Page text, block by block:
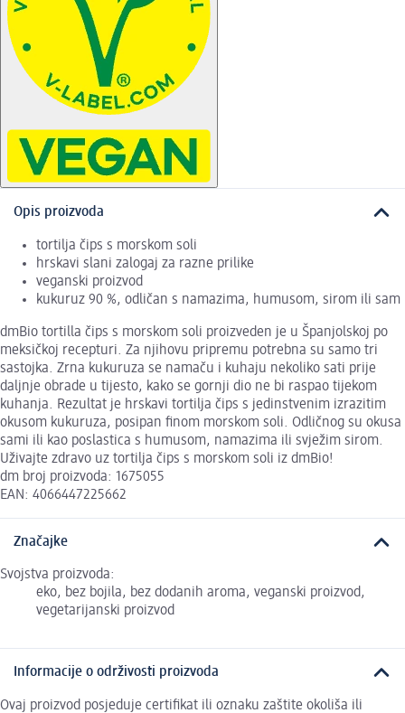
Opis proizvoda
tortilja čips s morskom soli
hrskavi slani zalogaj za razne prilike
veganski proizvod
kukuruz 90 %, odličan s namazima, humusom, sirom ili sam
dmBio tortilla čips s morskom soli proizveden je u Španjolskoj po
meksičkoj recepturi. Za njihovu pripremu potrebna su samo tri
sastojka. Zrna kukuruza se namaču i kuhaju nekoliko sati prije
daljnje obrade u tijesto, kako se gornji dio ne bi raspao tijekom
kuhanja. Rezultat je hrskavi tortilja čips s jedinstvenim izrazitim
okusom kukuruza, posipan finom morskom soli. Odličnog su okusa
sami ili kao poslastica s humusom, namazima ili svježim sirom.
Uživajte zdravo uz tortilja čips s morskom soli iz dmBio!
dm broj proizvoda: 1675055
EAN: 4066447225662
Značajke
Svojstva proizvoda:
eko, bez bojila, bez dodanih aroma, veganski proizvod,
vegetarijanski proizvod
Informacije o održivosti proizvoda
Ovaj proizvod posjeduje certifikat ili oznaku zaštite okoliša ili